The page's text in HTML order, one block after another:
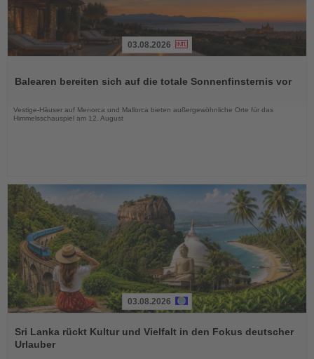
die
03.08.2026
Balearen bereiten sich auf die totale Sonnenfinsternis vor
Vestige-Häuser auf Menorca und Mallorca bieten außergewöhnliche Orte für das
Himmelsschauspiel am 12. August
Sie
die
03.08.2026
Sri Lanka rückt Kultur und Vielfalt in den Fokus deutscher
Urlauber